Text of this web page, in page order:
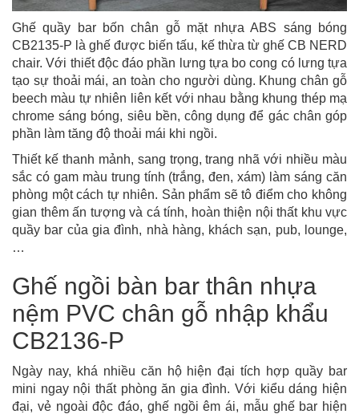
Ghế quầy bar bốn chân gỗ mặt nhựa ABS sáng bóng
CB2135-P là ghế được biến tấu, kế thừa từ ghế CB NERD
chair. Với thiết độc đáo phần lưng tựa bo cong có lưng tựa
tạo sự thoải mái, an toàn cho người dùng. Khung chân gỗ
beech màu tự nhiên liên kết với nhau bằng khung thép mạ
chrome sáng bóng, siêu bền, công dụng để gác chân góp
phần làm tăng độ thoải mái khi ngồi.
Thiết kế thanh mảnh, sang trọng, trang nhã với nhiều màu
sắc có gam màu trung tính (trắng, đen, xám) làm sáng căn
phòng một cách tự nhiên. Sản phẩm sẽ tô điểm cho không
gian thêm ấn tượng và cá tính, hoàn thiện nội thất khu vực
quầy bar của gia đình, nhà hàng, khách sạn, pub, lounge,
…
Ghế ngồi bàn bar thân nhựa
nệm PVC chân gỗ nhập khẩu
CB2136-P
Ngày nay, khá nhiều căn hộ hiện đại tích hợp quầy bar
mini ngay nội thất phòng ăn gia đình. Với kiểu dáng hiện
đại, vẻ ngoài độc đáo, ghế ngồi êm ái, mẫu ghế bar hiện